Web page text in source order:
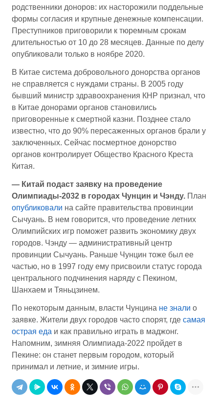
родственники доноров: их насторожили поддельные
формы согласия и крупные денежные компенсации.
Преступников приговорили к тюремным срокам
длительностью от 10 до 28 месяцев. Данные по делу
опубликовали только в ноябре 2020.
В Китае система добровольного донорства органов
не справляется с нуждами страны. В 2005 году
бывший министр здравоохранения КНР признал, что
в Китае донорами органов становились
приговоренные к смертной казни. Позднее стало
известно, что до 90% пересаженных органов брали у
заключенных. Сейчас посмертное донорство
органов контролирует Общество Красного Креста
Китая.
— Китай подаст заявку на проведение
Олимпиады-2032 в городах Чунцин и Чэнду. План
опубликовали на сайте правительства провинции
Сычуань. В нем говорится, что проведение летних
Олимпийских игр поможет развить экономику двух
городов. Чэнду — административный центр
провинции Сычуань. Раньше Чунцин тоже был ее
частью, но в 1997 году ему присвоили статус города
центрального подчинения наряду с Пекином,
Шанхаем и Тяньцзинем.
По некоторым данным, власти Чунцина не знали о
заявке. Жители двух городов часто спорят, где самая
острая еда и как правильно играть в маджонг.
Напомним, зимняя Олимпиада-2022 пройдет в
Пекине: он станет первым городом, который
принимал и летние, и зимние игры.